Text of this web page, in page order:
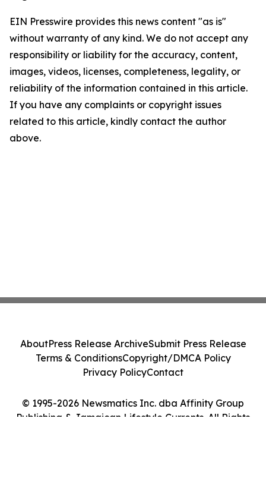
EIN Presswire provides this news content "as is"
without warranty of any kind. We do not accept any
responsibility or liability for the accuracy, content,
images, videos, licenses, completeness, legality, or
reliability of the information contained in this article.
If you have any complaints or copyright issues
related to this article, kindly contact the author
above.
© 1995-2026 Newsmatics Inc. dba Affinity Group
Publishing & Jamaican Lifestyle Currents. All Rights
AboutPress Release ArchiveSubmit Press Release
Terms & ConditionsCopyright/DMCA Policy
Privacy PolicyContact